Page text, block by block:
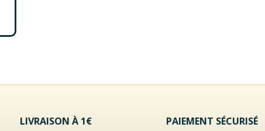
LIVRAISON À 1€ PAIEMENT SÉCURISÉ